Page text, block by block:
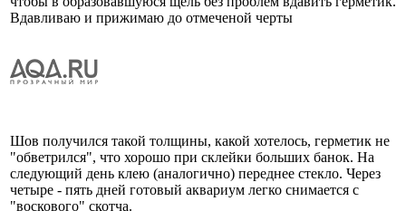
Вдавливаю и прижимаю до отмеченой черты
Шов получился такой толщины, какой хотелось, герметик не
"обветрился", что хорошо при склейки больших банок. На
следующий день клею (аналогично) переднее стекло. Через
четыре - пять дней готовый аквариум легко снимается с
"воскового" скотча.